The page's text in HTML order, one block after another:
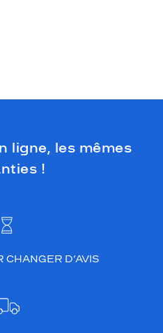
ligne, les mêmes
!
D’AVIS